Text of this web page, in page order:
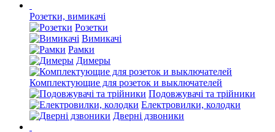
Розетки, вимикачі
Розетки
Вимикачі
Рамки
Димеры
Комплектующие для розеток и выключателей
Подовжувачі та трійники
Електровилки, колодки
Дверні дзвоники